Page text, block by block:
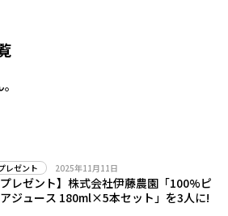
レゼント 2025年11月11日
プレゼント】株式会社伊藤農園「100%ピ
ジュース 180ml×5本セット」を3人に!